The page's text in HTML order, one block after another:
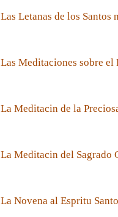
Las Letanas de los Santos
Las Meditaciones sobre el
La Meditacin de la
La Meditacin del Sagrado
La Novena al Espritu